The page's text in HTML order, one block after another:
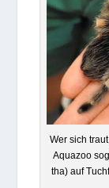
Wer sich
Aqua­zoo
tha) auf